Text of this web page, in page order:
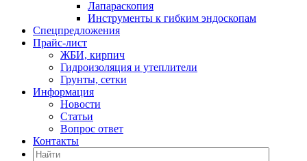
Лапараскопия
Инструменты к гибким эндоскопам
Спецпредложения
Прайс-лист
ЖБИ, кирпич
Гидроизоляция и утеплители
Грунты, сетки
Информация
Новости
Статьи
Вопрос ответ
Контакты